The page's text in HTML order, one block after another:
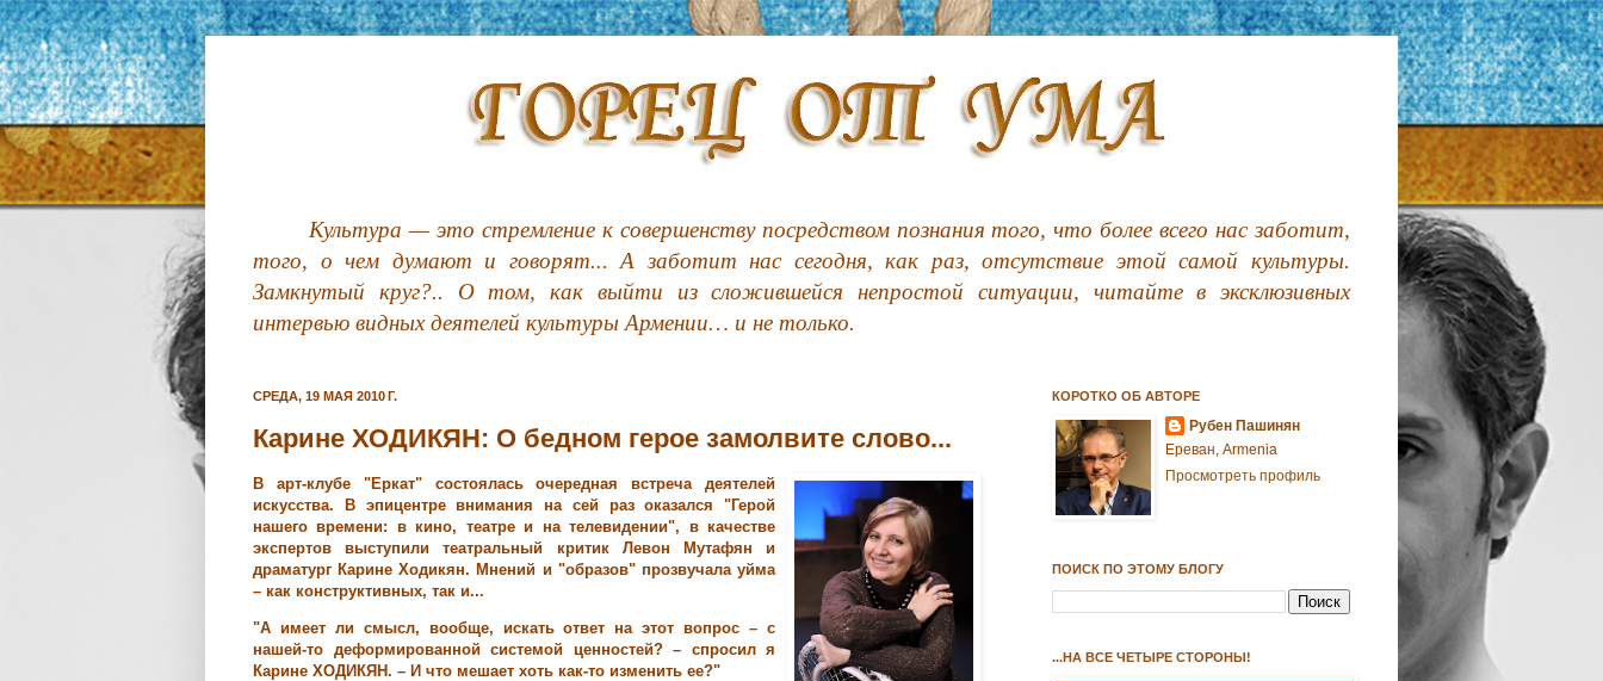
Культура — это стремление к совершенству посредством познания того, что более всего нас заботит,
того, о чем думают и говорят... А заботит нас сегодня, как раз, отсутствие этой самой культуры.
Замкнутый круг?.. О том, как выйти из сложившейся непростой ситуации, читайте в эксклюзивных
интервью видных деятелей культуры Армении… и не только.
СРЕДА, 19 МАЯ 2010 Г.
Карине ХОДИКЯН: О бедном герое замолвите слово...
В арт-клубе "Еркат" состоялась очередная встреча деятелей
искусства. В эпицентре внимания на сей раз оказался "Герой
нашего времени: в кино, театре и на телевидении", в качестве
экспертов выступили театральный критик Левон Мутафян и
драматург Карине Ходикян. Мнений и "образов" прозвучала уйма
– как конструктивных, так и...
"А имеет ли смысл, вообще, искать ответ на этот вопрос – с
нашей-то деформированной системой ценностей? – спросил я
Карине ХОДИКЯН. – И что мешает хоть как-то изменить ее?"
КОРОТКО ОБ АВТОРЕ
Рубен Пашинян
Ереван, Armenia
Просмотреть профиль
ПОИСК ПО ЭТОМУ БЛОГУ
...НА ВСЕ ЧЕТЫРЕ СТОРОНЫ!